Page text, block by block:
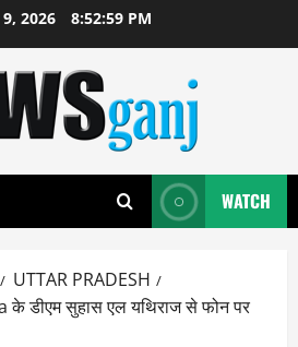
2026 8:53:00 PM
WATCH
UTTAR PRADESH
के डीएम सुहास एल यथिराज से फोन पर